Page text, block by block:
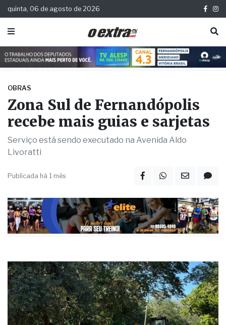
quinta, 06 de agosto de 2026
OBRAS
Zona Sul de Fernandópolis
recebe mais guias e sarjetas
Serviço está sendo executado na Avenida Aldo
Livoratti
Publicada há 1 mês